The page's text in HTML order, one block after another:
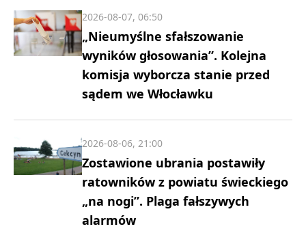
„Nieumyślne sfałszowanie
wyników głosowania”. Kolejna
komisja wyborcza stanie przed
sądem we Włocławku
2026-08-07, 06:50
Zostawione ubrania postawiły
ratowników z powiatu świeckiego
„na nogi”. Plaga fałszywych
alarmów
2026-08-06, 21:00